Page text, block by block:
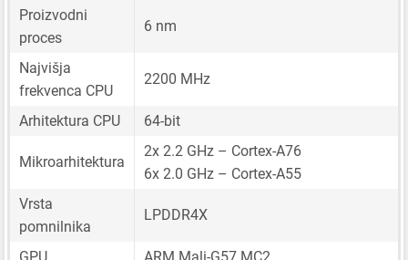
Proizvodni
proces
6 nm
Najvišja
frekvenca CPU
2200 MHz
Arhitektura CPU 64-bit
Mikroarhitektura
2x 2.2 GHz – Cortex-A76
6x 2.0 GHz – Cortex-A55
Vrsta
pomnilnika
LPDDR4X